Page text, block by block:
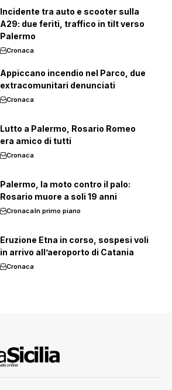
Incidente tra auto e scooter sulla
A29: due feriti, traffico in tilt verso
Palermo
Cronaca
Appiccano incendio nel Parco, due
extracomunitari denunciati
Cronaca
Lutto a Palermo, Rosario Romeo
era amico di tutti
Cronaca
Palermo, la moto contro il palo:
Rosario muore a soli 19 anni
CronacaIn primo piano
Eruzione Etna in corso, sospesi voli
in arrivo all’aeroporto di Catania
Cronaca